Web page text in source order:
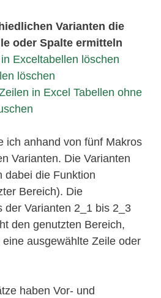
Varianten die
oder Spalte ermitteln
Exceltabellen löschen
löschen
in Excel Tabellen ohne
ich anhand von fünf Makros
Varianten. Die Varianten
dabei die Funktion
Bereich). Die
der Varianten 2_1 bis 2_3
den genutzten Bereich,
ausgewählte Zeile oder
haben Vor- und